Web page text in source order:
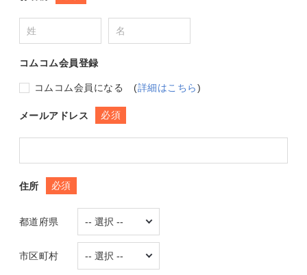
コムコム会員登録
コムコム会員になる (詳細はこちら)
メールアドレス 必須
住所 必須
都道府県
市区町村